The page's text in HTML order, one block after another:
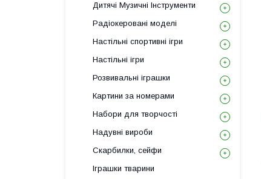
Дитячі Музичні Інструменти
Радіокеровані моделі
Настільні спортивні ігри
Настільні ігри
Розвивальні іграшки
Картини за номерами
Набори для творчості
Надувні вироби
Скарбилки, сейфи
Іграшки тварини